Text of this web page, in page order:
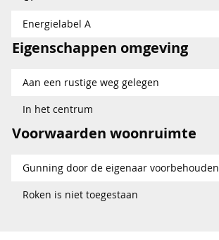
Energielabel A
Eigenschappen omgeving
Aan een rustige weg gelegen
In het centrum
Voorwaarden woonruimte
Gunning door de eigenaar voorbehouden
Roken is niet toegestaan